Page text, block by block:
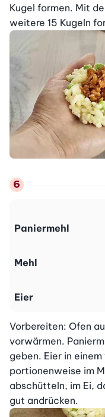
Kugel formen. Mit
weitere 15 Kugeln
Paniermehl
Mehl
Eier
Vorbereiten: Ofen
vorwärmen.
geben. Eier in
portionenweise im
abschütteln, im Ei,
gut andrücken.